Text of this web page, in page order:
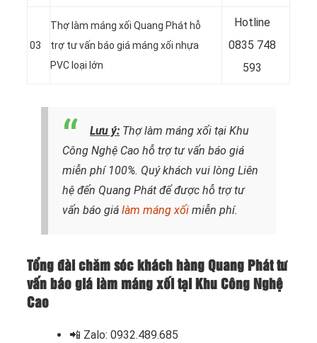
03
Thợ làm máng xối Quang Phát hỗ
trợ tư vấn báo giá máng xối nhựa
PVC loại lớn
Hotline
0835 748
593
Lưu ý: Thợ làm máng xối tại Khu
Công Nghệ Cao hỗ trợ tư vấn báo giá
miễn phí 100%. Quý khách vui lòng Liên
hệ đến Quang Phát để được hỗ trợ tư
vấn báo giá làm máng xối miễn phí.
Tổng đài chăm sóc khách hàng Quang Phát tư
vấn báo giá làm máng xối tại Khu Công Nghệ
Cao
📲 Zalo: 0932.489.685